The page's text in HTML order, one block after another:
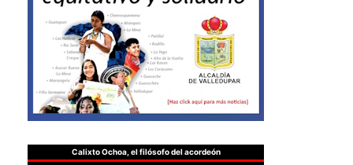
Calixto Ochoa, el filósofo del acordeón